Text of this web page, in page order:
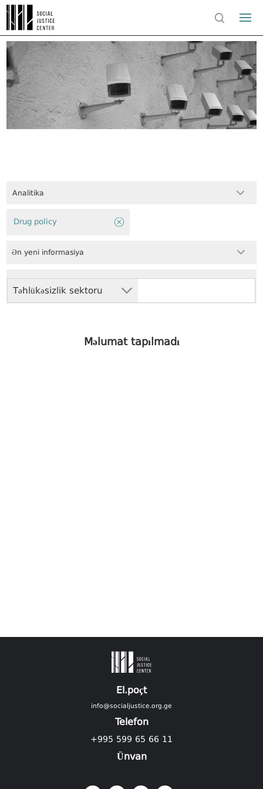
Analitika
Təhlükəsizlik sektoru
Drug policy
Ən yeni informasiya
Məlumat tapılmadı
El.poçt
info@socialjustice.org.ge
Telefon
+995 599 65 66 11
Ünvan